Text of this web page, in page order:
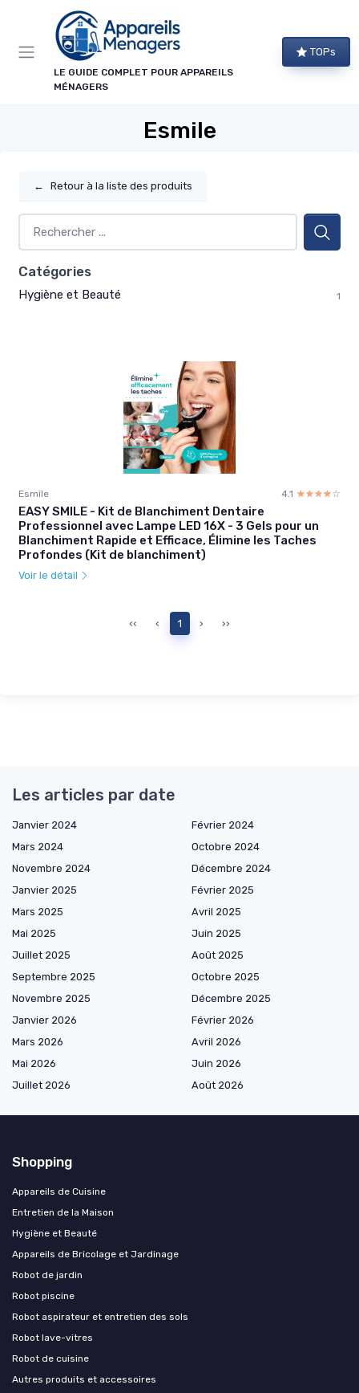
LE GUIDE COMPLET POUR APPAREILS
MÉNAGERS
TOPs
Esmile
← Retour à la liste des produits
Catégories
Hygiène et Beauté 1
Esmile 4.1 ☆☆☆☆☆
★★★★★
EASY SMILE - Kit de Blanchiment Dentaire
Professionnel avec Lampe LED 16X - 3 Gels pour un
Blanchiment Rapide et Efficace, Élimine les Taches
Profondes (Kit de blanchiment)
Voir le détail
‹‹ ‹ 1 › ››
Les articles par date
Janvier 2024
Février 2024
Mars 2024
Octobre 2024
Novembre 2024
Décembre 2024
Janvier 2025
Février 2025
Mars 2025
Avril 2025
Mai 2025
Juin 2025
Juillet 2025
Août 2025
Septembre 2025
Octobre 2025
Novembre 2025
Décembre 2025
Janvier 2026
Février 2026
Mars 2026
Avril 2026
Mai 2026
Juin 2026
Juillet 2026
Août 2026
Shopping
Appareils de Cuisine
Entretien de la Maison
Hygiène et Beauté
Appareils de Bricolage et Jardinage
Robot de jardin
Robot piscine
Robot aspirateur et entretien des sols
Robot lave-vitres
Robot de cuisine
Autres produits et accessoires
Panneau de gestion des cookies